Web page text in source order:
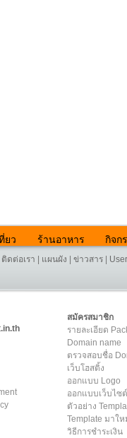
ยว ร้านอาหาร กิจก
ติดต่อเรา แผนผัง ข่าวสาร
สมัครสมาชิก
รายละเอียด
Domain name
ตรวจสอบชื่อ
เว็บโฮสติ้ง
ออกแบบ Logo
ออกแบบเว็บไซต์
ตัวอย่าง
Template มาให
วิธีการชำระเงิน